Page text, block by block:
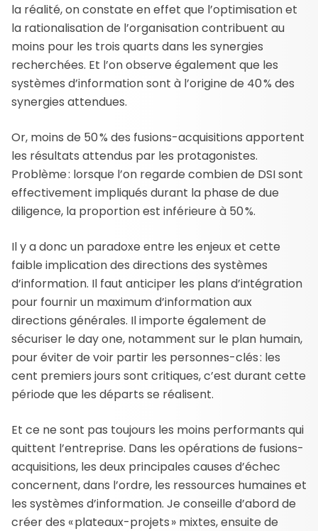
la réalité, on constate en effet que l’optimisation et
la rationalisation de l’organisation contribuent au
moins pour les trois quarts dans les synergies
recherchées. Et l’on observe également que les
systèmes d’information sont à l’origine de 40 % des
synergies attendues.
Or, moins de 50 % des fusions-acquisitions apportent
les résultats attendus par les protagonistes.
Problème : lorsque l’on regarde combien de DSI sont
effectivement impliqués durant la phase de due
diligence, la proportion est inférieure à 50 %.
Il y a donc un paradoxe entre les enjeux et cette
faible implication des directions des systèmes
d’information. Il faut anticiper les plans d’intégration
pour fournir un maximum d’information aux
directions générales. Il importe également de
sécuriser le day one, notamment sur le plan humain,
pour éviter de voir partir les personnes-clés : les
cent premiers jours sont critiques, c’est durant cette
période que les départs se réalisent.
Et ce ne sont pas toujours les moins performants qui
quittent l’entreprise. Dans les opérations de fusions-
acquisitions, les deux principales causes d’échec
concernent, dans l’ordre, les ressources humaines et
les systèmes d’information. Je conseille d’abord de
créer des « plateaux-projets » mixtes, ensuite de